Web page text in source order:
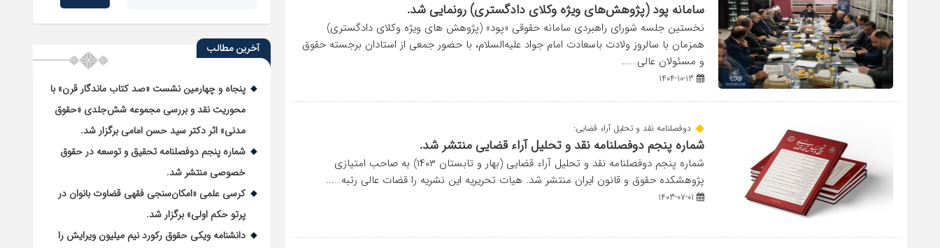
سامانه پود (پژوهش‌های ویژه وکلای دادگستری) رونمایی شد.
نخستین جلسه شورای راهبردی سامانه حقوقی «پود» (پژوهش های ویژه وکلای دادگستری)
همزمان با سالروز ولادت باسعادت امام جواد علیه‌السلام، با حضور جمعی از استادان برجسته حقوق
و مسئولان عالی…...
دوفصلنامه نقد و تحلیل آراء قضایی:
شماره پنجم دوفصلنامه نقد و تحلیل آراء قضایی منتشر شد.
شماره پنجم دوفصلنامه نقد و تحلیل آراء قضایی (بهار و تابستان ۱۴۰۳) به صاحب امتیازی
پژوهشکده حقوق و قانون ایران منتشر شد. هیات تحریریه این نشریه را قضات عالی رتبه…...
آخرین مطالب
پنجاه و چهارمین نشست «صد کتاب ماندگار قرن» با
محوریت نقد و بررسی مجموعه شش‌جلدی «حقوق
مدنی» اثر دکتر سید حسن امامی برگزار شد.
شماره پنجم دوفصلنامه تحقیق و توسعه در حقوق
خصوصی منتشر شد.
کرسی علمی «امکان‌سنجی فقهی قضاوت بانوان در
پرتو حکم اولی» برگزار شد.
دانشنامه ویکی حقوق رکورد نیم میلیون ویرایش را